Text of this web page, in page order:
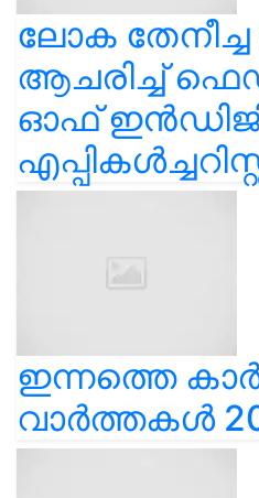
ലോക തേനീച്ച
ആചരിച്ച്
ഓഫ്
ഇന്നത്തെ
വാർത്തകൾ